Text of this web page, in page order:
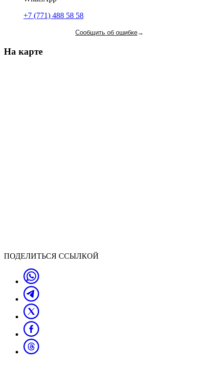
+7 (771) 488 58 58
Сообщить об ошибке→
На карте
ПОДЕЛИТЬСЯ ССЫЛКОЙ